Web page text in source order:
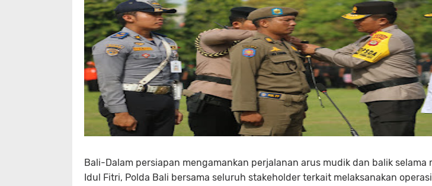
Bali-Dalam persiapan mengamankan perjalanan arus mudik dan balik selama
Idul Fitri, Polda Bali bersama seluruh stakeholder terkait melaksanakan